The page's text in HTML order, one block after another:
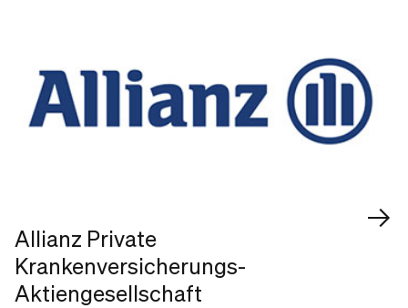
Allianz Private
Krankenversicherungs-
Aktiengesellschaft